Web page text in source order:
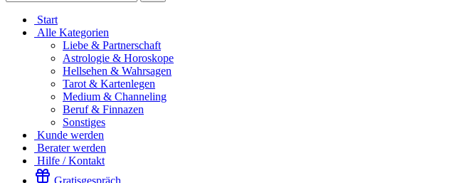
Start
Alle Kategorien
Liebe & Partnerschaft
Astrologie & Horoskope
Hellsehen & Wahrsagen
Tarot & Kartenlegen
Medium & Channeling
Beruf & Finnazen
Sonstiges
Kunde werden
Berater werden
Hilfe / Kontakt
Gratisgespräch